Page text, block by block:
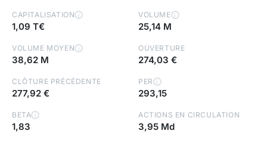
CAPITALISATION i
1,09 T€
VOLUME i
25,14 M
VOLUME MOYEN i
38,62 M
OUVERTURE
274,03 €
CLÔTURE PRÉCÉDENTE
277,92 €
PER i
293,15
BETA i
1,83
ACTIONS EN CIRCULATION
3,95 Md